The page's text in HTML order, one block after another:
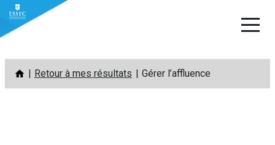
Aller
contenu
Retour à mes résultats Gérer l’affluence